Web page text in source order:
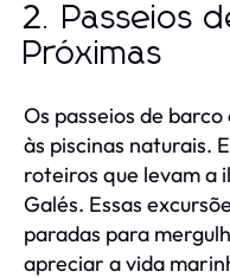
2. Passeios
Próximas
Os passeios de
às piscinas naturais.
roteiros que levam a
Galés. Essas
paradas para
apreciar a vida